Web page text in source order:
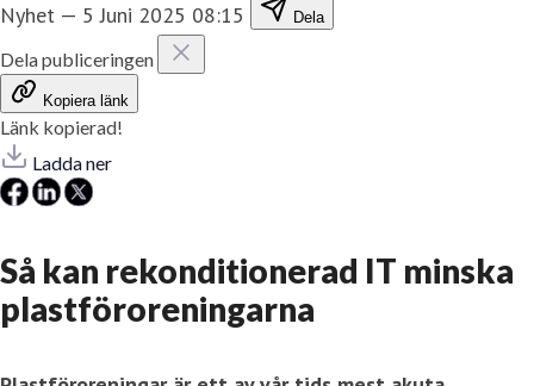
Nyhet — 5 Juni 2025 08:15 Dela
Dela publiceringen
Kopiera länk
Länk kopierad!
Ladda ner
Så kan rekonditionerad IT minska
plastföroreningarna